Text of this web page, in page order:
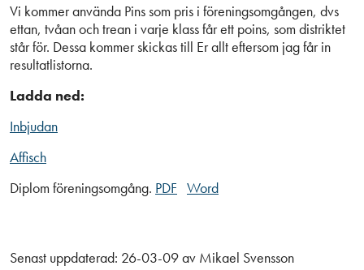
Vi kommer använda Pins som pris i föreningsomgången, dvs
ettan, tvåan och trean i varje klass får ett poins, som distriktet
står för. Dessa kommer skickas till Er allt eftersom jag får in
resultatlistorna.
Ladda ned:
Inbjudan
Affisch
Diplom föreningsomgång. PDF Word
Senast uppdaterad: 26-03-09av Mikael Svensson